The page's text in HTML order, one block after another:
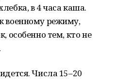
в 4 часа каша.
военному режиму,
особенно тем, кто не
Числа 15–20